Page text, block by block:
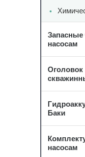
Запасные
насосам
Оголовок
Баки
насосам